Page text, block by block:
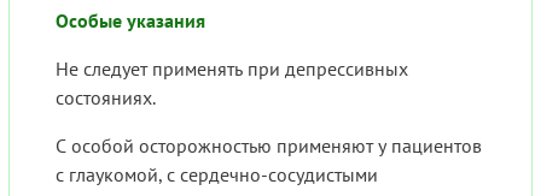
Особые указания
Не следует применять при депрессивных
состояниях.
С особой осторожностью применяют у пациентов
с глаукомой, с сердечно-сосудистыми